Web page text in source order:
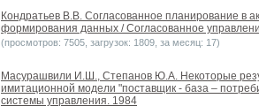
Кондратьев В.В. Согласованное планирование в
формирования данных / Согласованное
(просмотров: 7505, загрузок: 1809, за месяц: 17)
Масурашвили И.Ш., Степанов Ю.А. Некоторые
имитационной модели "поставщик - база –
системы управления. 1984